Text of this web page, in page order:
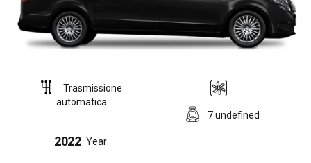
Trasmissione
automatica
7 undefined
2022 Year